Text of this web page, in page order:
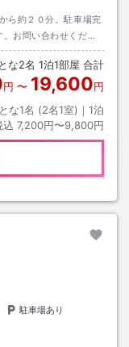
ら約２０分。駐車場完
お問い合わせくださ
より徒歩約１５分。
な2名 1泊1部屋 合計
円 〜 19,600円
な1名 (2名1室)｜ 1泊
込 7,200円〜9,800円
駐車場あり